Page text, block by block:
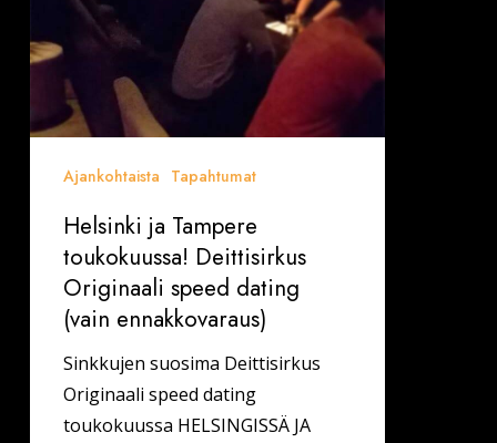
dating
(vain
ennakkovaraus)
Ajankohtaista Tapahtumat
Helsinki ja Tampere
toukokuussa! Deittisirkus
Originaali speed dating
(vain ennakkovaraus)
Sinkkujen suosima Deittisirkus
Originaali speed dating
toukokuussa HELSINGISSÄ JA